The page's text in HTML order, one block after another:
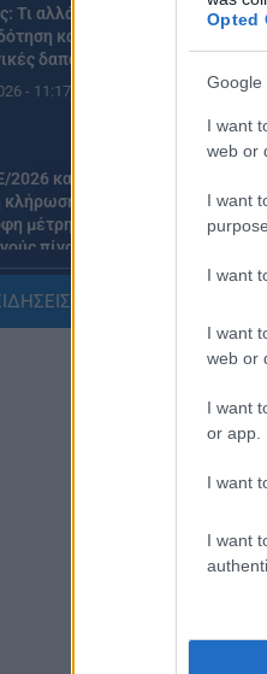
Opted
Google
I want
web or
I want
I want
I want
web or
I want
or app.
I want
I want
Τι αλλάζει σε
και
δαπάνες
- 11:17
και 2ΓΕ/2026:
–
μέτρηση για τους
πίνακες
- 11:01ΕΔΩ »